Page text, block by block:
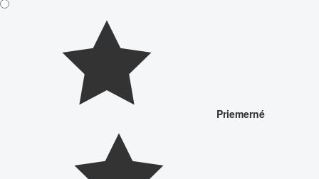
Priemerné